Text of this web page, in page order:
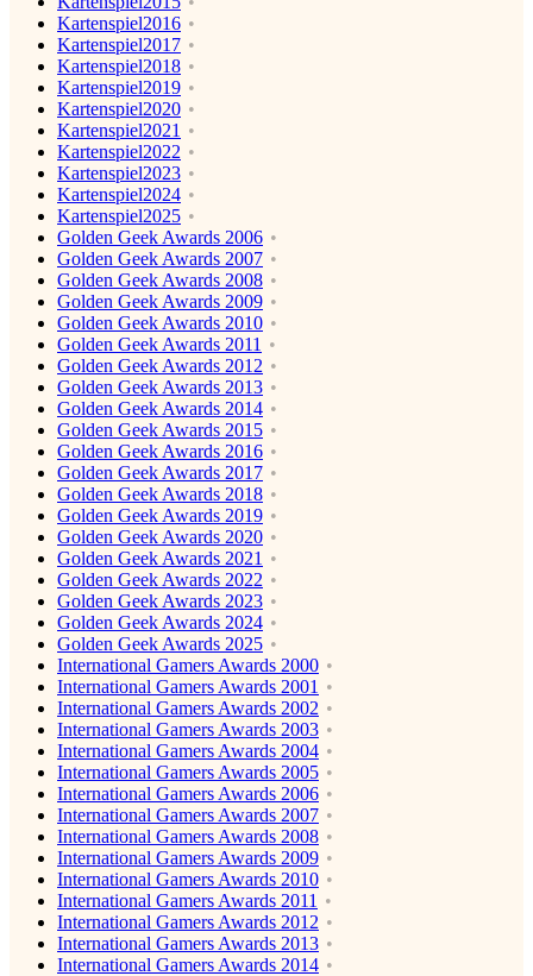
Kartenspiel2016
Kartenspiel2017
Kartenspiel2018
Kartenspiel2019
Kartenspiel2020
Kartenspiel2021
Kartenspiel2022
Kartenspiel2023
Kartenspiel2024
Kartenspiel2025
Golden Geek Awards 2006
Golden Geek Awards 2007
Golden Geek Awards 2008
Golden Geek Awards 2009
Golden Geek Awards 2010
Golden Geek Awards 2011
Golden Geek Awards 2012
Golden Geek Awards 2013
Golden Geek Awards 2014
Golden Geek Awards 2015
Golden Geek Awards 2016
Golden Geek Awards 2017
Golden Geek Awards 2018
Golden Geek Awards 2019
Golden Geek Awards 2020
Golden Geek Awards 2021
Golden Geek Awards 2022
Golden Geek Awards 2023
Golden Geek Awards 2024
Golden Geek Awards 2025
International Gamers Awards 2000
International Gamers Awards 2001
International Gamers Awards 2002
International Gamers Awards 2003
International Gamers Awards 2004
International Gamers Awards 2005
International Gamers Awards 2006
International Gamers Awards 2007
International Gamers Awards 2008
International Gamers Awards 2009
International Gamers Awards 2010
International Gamers Awards 2011
International Gamers Awards 2012
International Gamers Awards 2013
International Gamers Awards 2014